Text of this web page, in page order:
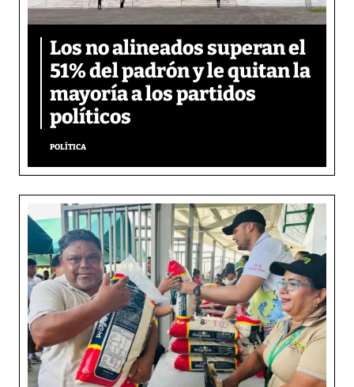
Los no alineados superan el
51% del padrón y le quitan la
mayoría a los partidos
políticos
POLÍTICA